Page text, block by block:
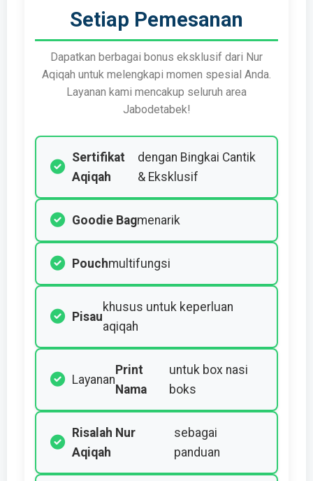
Setiap Pemesanan
Dapatkan berbagai bonus eksklusif dari Nur
Aqiqah untuk melengkapi momen spesial Anda.
Layanan kami mencakup seluruh area
Jabodetabek!
Sertifikat
Aqiqah
dengan Bingkai Cantik
& Eksklusif
Goodie Bagmenarik
Pouchmultifungsi
Pisau
khusus untuk keperluan
aqiqah
Layanan
Print
Nama
untuk box nasi
boks
Risalah Nur
Aqiqah
sebagai
panduan